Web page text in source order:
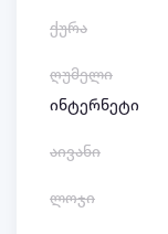
ქურა
ღუმელი
ინტერნეტი
აივანი
ლოჯი